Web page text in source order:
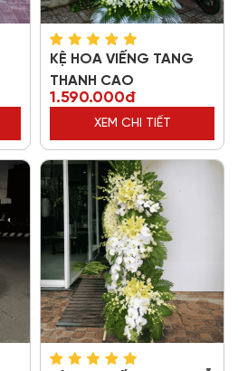
KỆ HOA VIẾNG TANG
THANH CAO
1.590.000đ
XEM CHI TIẾT